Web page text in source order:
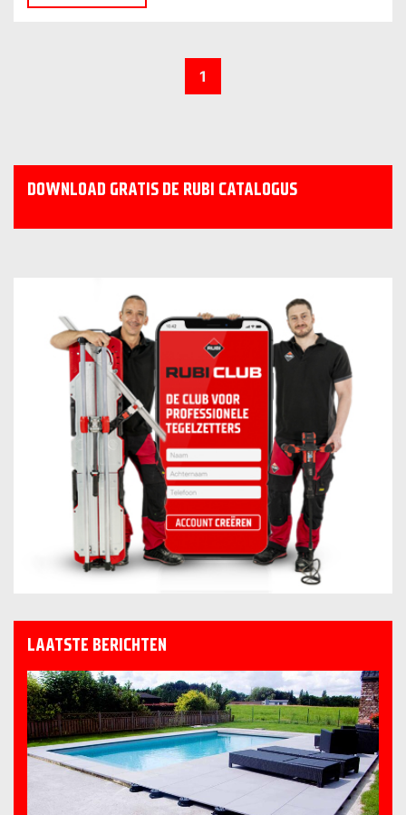
1
DOWNLOAD GRATIS DE RUBI CATALOGUS
LAATSTE BERICHTEN